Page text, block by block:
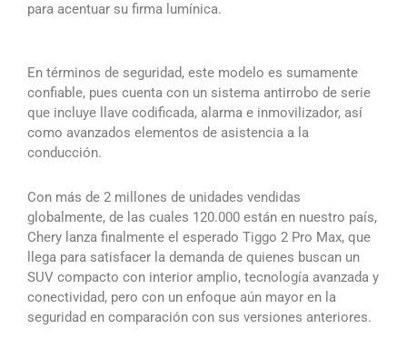
para acentuar su firma lumínica.
En términos de seguridad, este modelo es sumamente
confiable, pues cuenta con un sistema antirrobo de serie
que incluye llave codificada, alarma e inmovilizador, así
como avanzados elementos de asistencia a la
conducción.
Con más de 2 millones de unidades vendidas
globalmente, de las cuales 120.000 están en nuestro país,
Chery lanza finalmente el esperado Tiggo 2 Pro Max, que
llega para satisfacer la demanda de quienes buscan un
SUV compacto con interior amplio, tecnología avanzada y
conectividad, pero con un enfoque aún mayor en la
seguridad en comparación con sus versiones anteriores.